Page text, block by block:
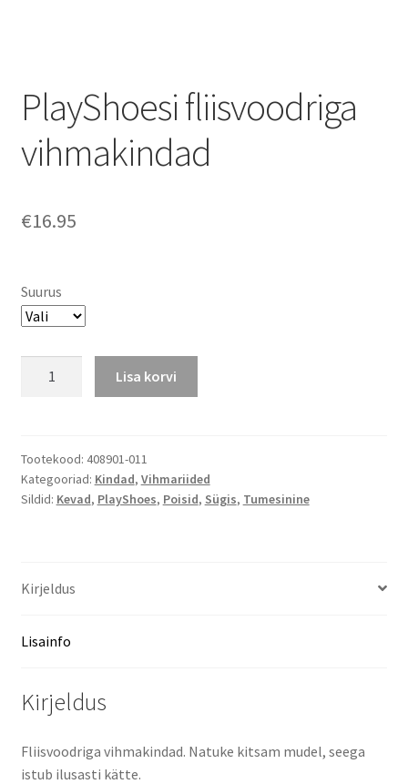
PlayShoesi fliisvoodriga
vihmakindad
€16.95
Suurus
Lisa korvi
Tootekood: 408901-011
Kategooriad: Kindad, Vihmariided
Sildid: Kevad, PlayShoes, Poisid, Sügis, Tumesinine
Kirjeldus
Lisainfo
Kirjeldus
Fliisvoodriga vihmakindad. Natuke kitsam mudel, seega
istub ilusasti kätte.